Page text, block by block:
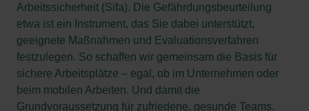
Arbeitssicherheit (Sifa). Die Gefährdungsbeurteilung
etwa ist ein Instrument, das Sie dabei unterstützt,
geeignete Maßnahmen und Evaluationsverfahren
festzulegen. So schaffen wir gemeinsam die Basis für
sichere Arbeitsplätze – egal, ob im Unternehmen oder
beim mobilen Arbeiten. Und damit die
Grundvoraussetzung für zufriedene, gesunde Teams.